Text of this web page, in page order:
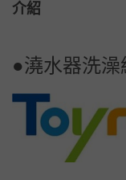
介紹
●澆水器洗澡